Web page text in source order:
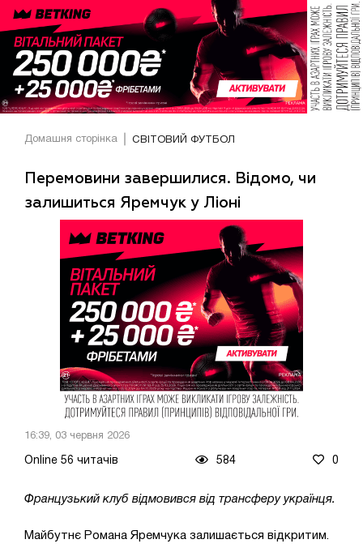
Домашня сторінка СВІТОВИЙ ФУТБОЛ
Перемовини завершилися. Відомо, чи
залишиться Яремчук у Ліоні
16:39, 03 червня 2026
Online 56 читачів 584 0
Французький клуб відмовився від трансферу українця.
Майбутнє Романа Яремчука залишається відкритим.